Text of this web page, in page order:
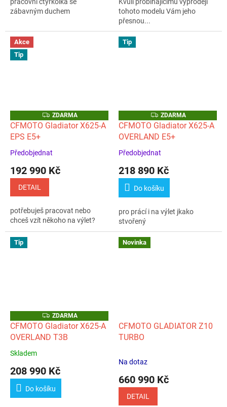
5
hvězdiček.
zábavným duchem
5
hvězdiček.
tohoto modelu Vám jeho
přesnou...
Akce
Tip
Z
D
A
A
ZDARMA
CFMOTO Gladiator X625-A
EPS E5+
Průměrné
produktu
5,0
5
hvězdiček.
Předobjednat
192 990 Kč
DETAIL
potřebuješ pracovat nebo
chceš vzít někoho na výlet?
Tip
Z
D
A
R
A
ZDARMA
CFMOTO Gladiator X625-A
OVERLAND E5+
Průměrné
produktu
5,0
5
hvězdiček.
Předobjednat
218 890 Kč
Do košíku
pro prácí i na výlet jkako
stvořený
Tip
Z
D
A
R
ZDARMA
CFMOTO Gladiator X625-A
OVERLAND T3B
Průměrné
produktu
5,0
Skladem
208 990 Kč
Do košíku
Novinka
CFMOTO GLADIATOR Z10
TURBO
Na dotaz
660 990 Kč
DETAIL